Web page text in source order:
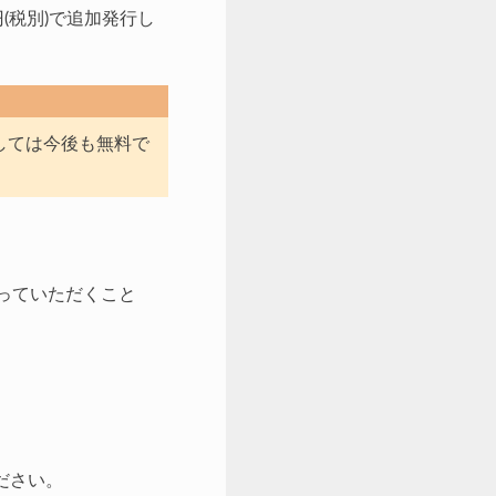
税別)で追加発行し
ては今後も無料で
ていただくこと
い。